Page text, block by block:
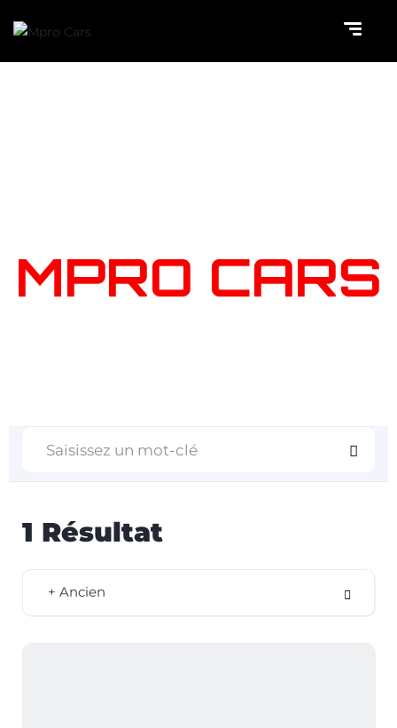
MPRO CARS
1 Résultat
+ Ancien